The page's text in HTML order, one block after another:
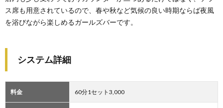
ス席も用意されているので、春や秋など気候の良い時期ならば夜風
を浴びながら楽しめるガールズバーです。
システム詳細
料金 60分1セット3,000